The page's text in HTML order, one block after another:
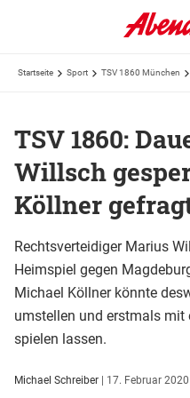
Startseite Sport TSV 1860 München
TSV 1860:
Willsch
Köllner
Rechtsverteidiger Marius
Heimspiel gegen
Michael Köllner könnte
umstellen und erstmals mit
spielen lassen.
Michael Schreiber | 17. Februar